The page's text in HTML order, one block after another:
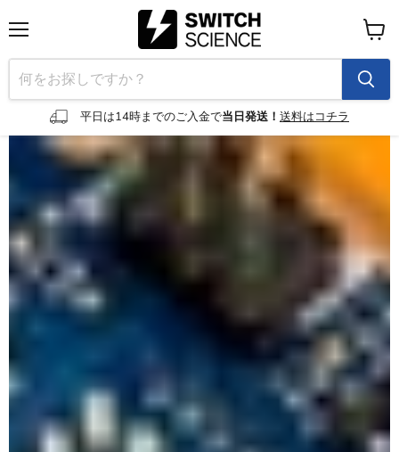
ニ
ュ
ー
平日は14時までのご入金で当日発送！ 送料はコチラ
カ
ー
ト
を
見